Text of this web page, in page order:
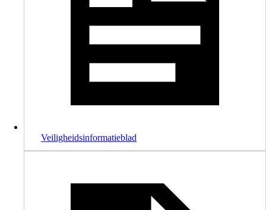
Veiligheidsinformatieblad